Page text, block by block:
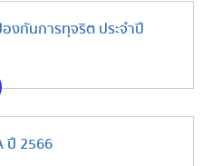
งกันการทุจริต ประจำปี
ปี 2566